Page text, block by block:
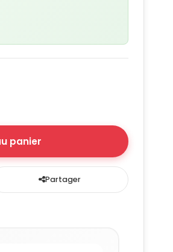
panier
Partager